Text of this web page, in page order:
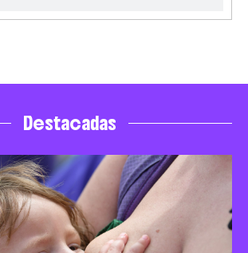
Destacadas